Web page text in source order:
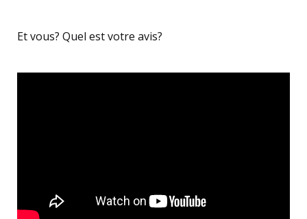
Et vous? Quel est votre avis?